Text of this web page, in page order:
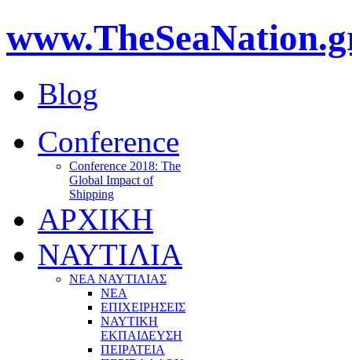
Blog
Conference
Conference 2018: The
Global Impact of
Shipping
ΑΡΧΙΚΗ
ΝΑΥΤΙΛΙΑ
ΝΕΑ ΝΑΥΤΙΛΙΑΣ
ΝΕΑ
ΕΠΙΧΕΙΡΗΣΕΙΣ
ΝΑΥΤΙΚΗ
ΕΚΠΑΙΔΕΥΣΗ
ΠΕΙΡΑΤΕΙΑ